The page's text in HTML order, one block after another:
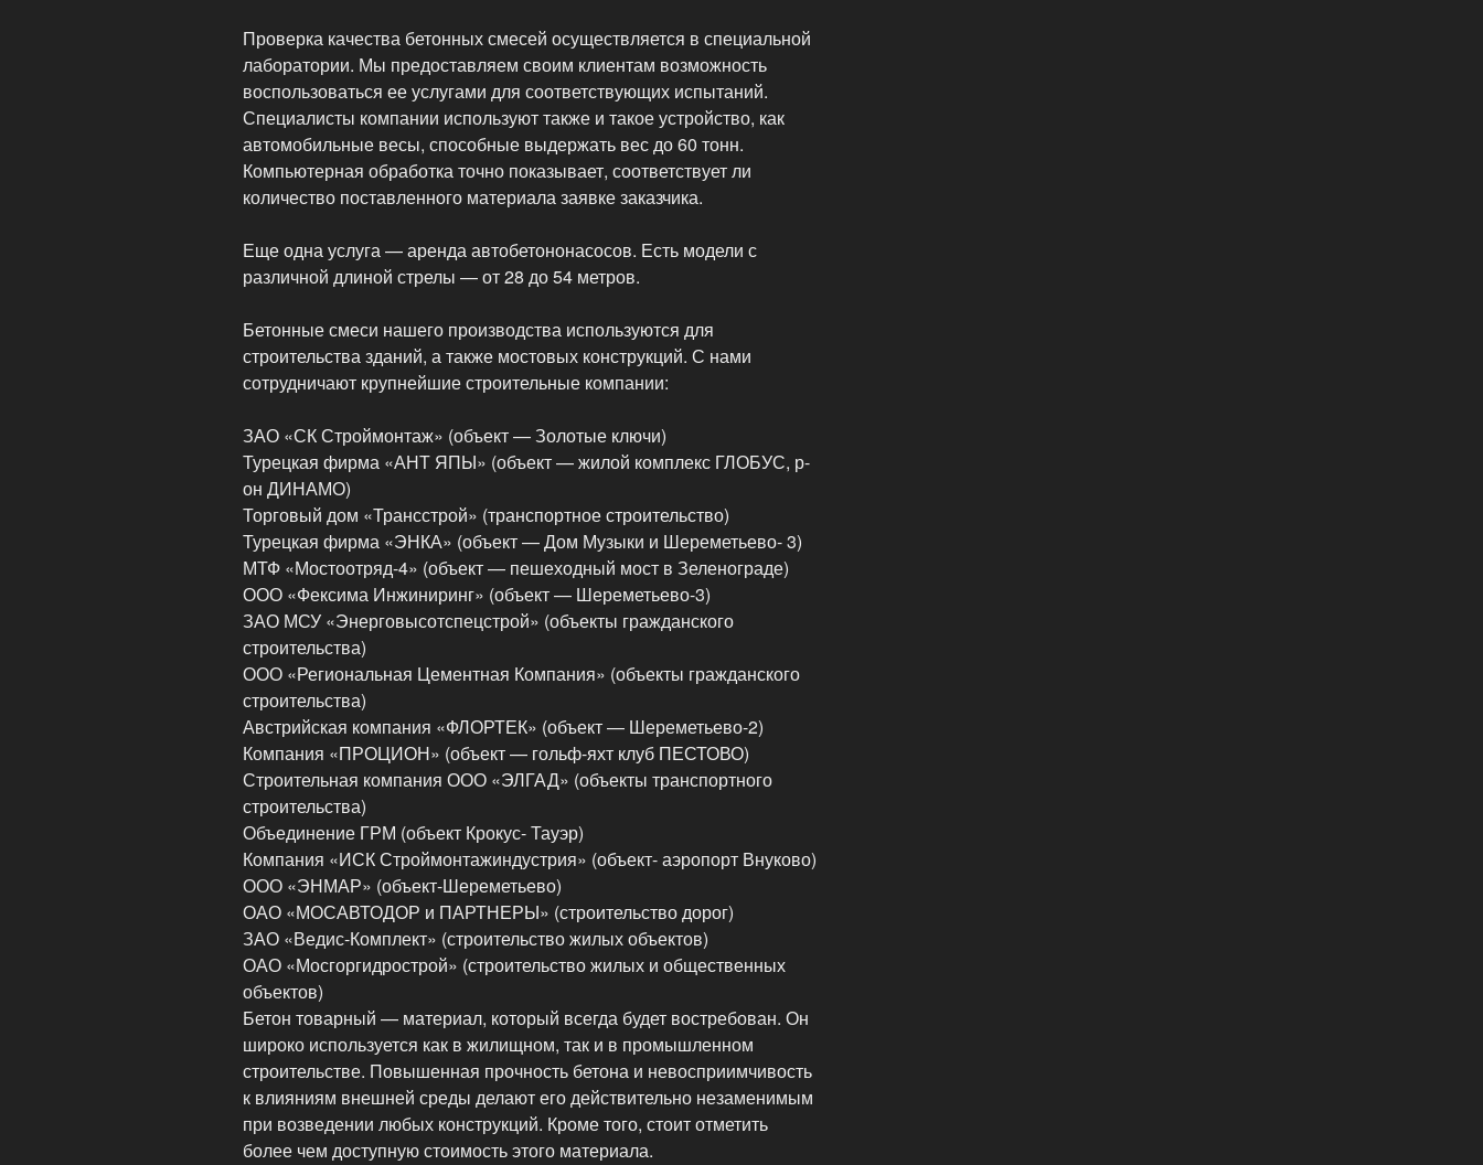
Проверка качества бетонных смесей осуществляется в специальной
лаборатории. Мы предоставляем своим клиентам возможность
воспользоваться ее услугами для соответствующих испытаний.
Специалисты компании используют также и такое устройство, как
автомобильные весы, способные выдержать вес до 60 тонн.
Компьютерная обработка точно показывает, соответствует ли
количество поставленного материала заявке заказчика.
Еще одна услуга — аренда автобетононасосов. Есть модели с
различной длиной стрелы — от 28 до 54 метров.
Бетонные смеси нашего производства используются для
строительства зданий, а также мостовых конструкций. С нами
сотрудничают крупнейшие строительные компании:
ЗАО «СК Строймонтаж» (объект — Золотые ключи)
Турецкая фирма «АНТ ЯПЫ» (объект — жилой комплекс ГЛОБУС, р-
он ДИНАМО)
Торговый дом «Трансстрой» (транспортное строительство)
Турецкая фирма «ЭНКА» (объект — Дом Музыки и Шереметьево- 3)
МТФ «Мостоотряд-4» (объект — пешеходный мост в Зеленограде)
ООО «Фексима Инжиниринг» (объект — Шереметьево-3)
ЗАО МСУ «Энерговысотспецстрой» (объекты гражданского
строительства)
ООО «Региональная Цементная Компания» (объекты гражданского
строительства)
Австрийская компания «ФЛОРТЕК» (объект — Шереметьево-2)
Компания «ПРОЦИОН» (объект — гольф-яхт клуб ПЕСТОВО)
Строительная компания ООО «ЭЛГАД» (объекты транспортного
строительства)
Объединение ГРМ (объект Крокус- Тауэр)
Компания «ИСК Строймонтажиндустрия» (объект- аэропорт Внуково)
ООО «ЭНМАР» (объект-Шереметьево)
ОАО «МОСАВТОДОР и ПАРТНЕРЫ» (строительство дорог)
ЗАО «Ведис-Комплект» (строительство жилых объектов)
ОАО «Мосгоргидрострой» (строительство жилых и общественных
объектов)
Бетон товарный — материал, который всегда будет востребован. Он
широко используется как в жилищном, так и в промышленном
строительстве. Повышенная прочность бетона и невосприимчивость
к влияниям внешней среды делают его действительно незаменимым
при возведении любых конструкций. Кроме того, стоит отметить
более чем доступную стоимость этого материала.